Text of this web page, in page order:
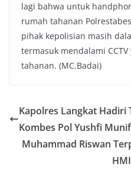
lagi bahwa untuk
rumah tahanan
pihak kepolisian masih
termasuk mendalami
tahanan. (MC.Badai)
Kapolres Langkat Hadiri
Kombes Pol Yushfi
Muhammad Riswan